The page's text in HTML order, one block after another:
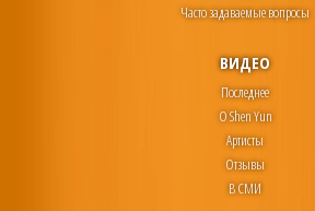
Часто задаваемые вопросы
ВИДЕО
Последнее
О Shen Yun
Артисты
Отзывы
В СМИ